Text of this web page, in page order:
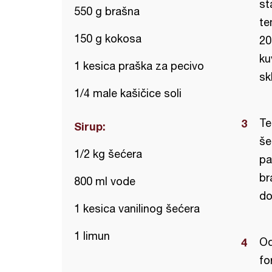
550 g brašna
150 g kokosa
1 kesica praška za pecivo
1/4 male kašičice soli
Sirup:
1/2 kg šećera
800 ml vode
1 kesica vanilinog šećera
1 limun